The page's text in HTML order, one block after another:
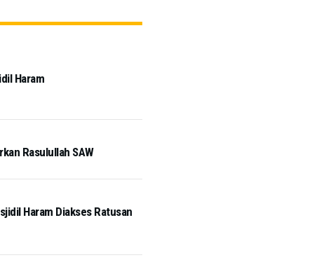
Haram
Rasulullah SAW
Haram Diakses Ratusan